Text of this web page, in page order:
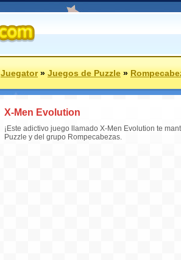
Juegator»Juegos de Puzzle»
X-Men Evolution
¡Este adictivo juego llamado X-Men Evolution te
Puzzle y del grupo Rompecabezas.